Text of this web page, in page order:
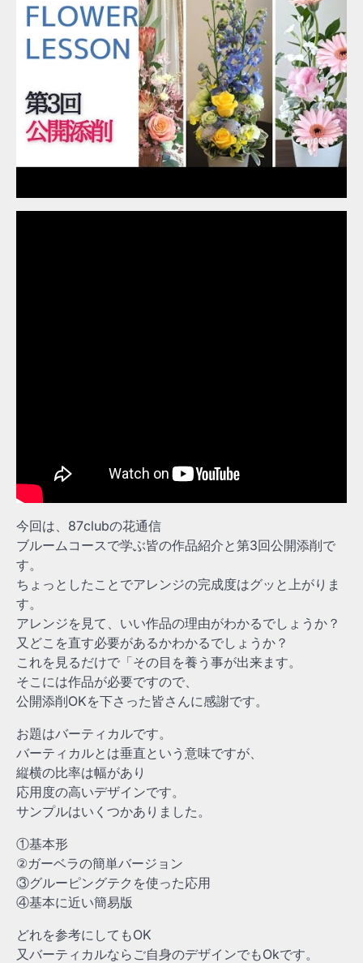
今回は、87clubの花通信
ブルームコースで学ぶ皆の作品紹介と第3回公開添削で
す。
ちょっとしたことでアレンジの完成度はグッと上がりま
す。
アレンジを見て、いい作品の理由がわかるでしょうか？
又どこを直す必要があるかわかるでしょうか？
これを見るだけで「その目を養う事が出来ます。
そこには作品が必要ですので、
公開添削OKを下さった皆さんに感謝です。
お題はバーティカルです。
バーティカルとは垂直という意味ですが、
縦横の比率は幅があり
応用度の高いデザインです。
サンプルはいくつかありました。
①基本形
②ガーベラの簡単バージョン
③グルーピングテクを使った応用
④基本に近い簡易版
どれを参考にしてもOK
又バーティカルならご自身のデザインでもOkです。